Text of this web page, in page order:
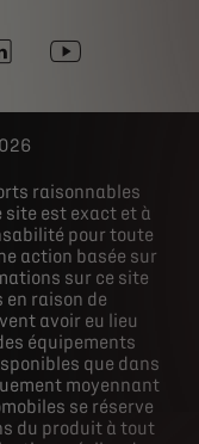
raisonnables
site est exact et à
pour toute
action basée sur
sur ce site
en raison de
avoir eu lieu
équipements
que dans
moyennant
se réserve
du produit à tout